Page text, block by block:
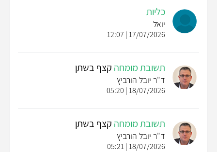
כליות
יואל
17/07/2026 | 12:07
תשובת מומחה קצף בשתן
ד"ר יובל הורביץ
18/07/2026 | 05:20
תשובת מומחה קצף בשתן
ד"ר יובל הורביץ
18/07/2026 | 05:21